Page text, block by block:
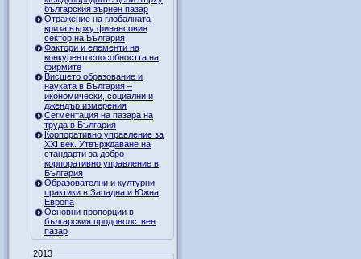
българския зърнен пазар
Отражение на глобалната
криза върху финансовия
сектор на България
Фактори и елементи на
конкурентоспособността на
фирмите
Висшето образование и
науката в България –
икономически, социални и
джендър измерения
Сегментация на пазара на
труда в България
Корпоративно управление за
XXI век. Утвърждаване на
стандарти за добро
корпоративно управление в
България
Образователни и културни
практики в Западна и Южна
Европа
Основни пропорции в
българския продоволствен
пазар
2013